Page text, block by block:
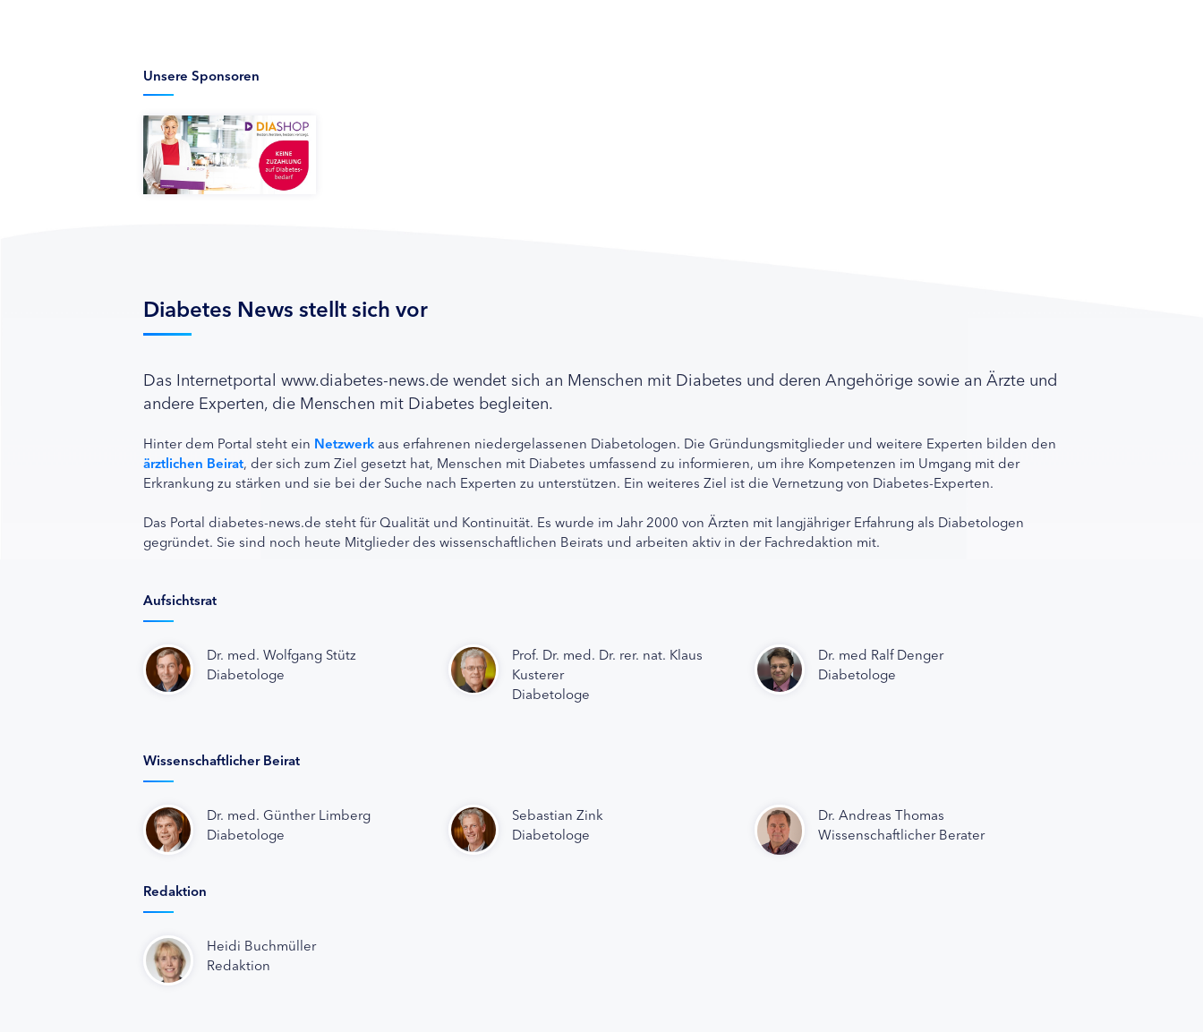
Unsere Sponsoren
Diabetes News stellt sich vor
Das Internetportal www.diabetes-news.de wendet sich an Menschen mit Diabetes und deren Angehörige sowie an Ärzte und
andere Experten, die Menschen mit Diabetes begleiten.
Hinter dem Portal steht ein Netzwerk aus erfahrenen niedergelassenen Diabetologen. Die Gründungsmitglieder und weitere Experten bilden den
ärztlichen Beirat, der sich zum Ziel gesetzt hat, Menschen mit Diabetes umfassend zu informieren, um ihre Kompetenzen im Umgang mit der
Erkrankung zu stärken und sie bei der Suche nach Experten zu unterstützen. Ein weiteres Ziel ist die Vernetzung von Diabetes-Experten.
Das Portal diabetes-news.de steht für Qualität und Kontinuität. Es wurde im Jahr 2000 von Ärzten mit langjähriger Erfahrung als Diabetologen
gegründet. Sie sind noch heute Mitglieder des wissenschaftlichen Beirats und arbeiten aktiv in der Fachredaktion mit.
Aufsichtsrat
Dr. med. Wolfgang Stütz
Diabetologe
Prof. Dr. med. Dr. rer. nat. Klaus
Kusterer
Diabetologe
Dr. med Ralf Denger
Diabetologe
Wissenschaftlicher Beirat
Dr. med. Günther Limberg
Diabetologe
Sebastian Zink
Diabetologe
Dr. Andreas Thomas
Wissenschaftlicher Berater
Redaktion
Heidi Buchmüller
Redaktion